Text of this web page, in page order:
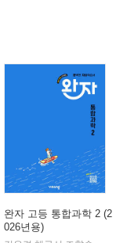
완자 고등 통합과학 2 (2
026년용)